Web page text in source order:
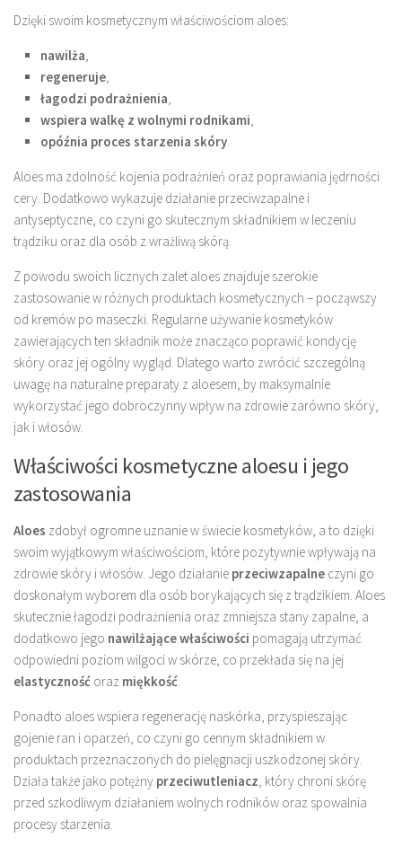
Dzięki swoim kosmetycznym właściwościom aloes:
nawilża,
regeneruje,
łagodzi podrażnienia,
wspiera walkę z wolnymi rodnikami,
opóźnia proces starzenia skóry.
Aloes ma zdolność kojenia podrażnień oraz poprawiania jędrności
cery. Dodatkowo wykazuje działanie przeciwzapalne i
antyseptyczne, co czyni go skutecznym składnikiem w leczeniu
trądziku oraz dla osób z wrażliwą skórą.
Z powodu swoich licznych zalet aloes znajduje szerokie
zastosowanie w różnych produktach kosmetycznych – począwszy
od kremów po maseczki. Regularne używanie kosmetyków
zawierających ten składnik może znacząco poprawić kondycję
skóry oraz jej ogólny wygląd. Dlatego warto zwrócić szczególną
uwagę na naturalne preparaty z aloesem, by maksymalnie
wykorzystać jego dobroczynny wpływ na zdrowie zarówno skóry,
jak i włosów.
Właściwości kosmetyczne aloesu i jego
zastosowania
Aloes zdobył ogromne uznanie w świecie kosmetyków, a to dzięki
swoim wyjątkowym właściwościom, które pozytywnie wpływają na
zdrowie skóry i włosów. Jego działanie przeciwzapalne czyni go
doskonałym wyborem dla osób borykających się z trądzikiem. Aloes
skutecznie łagodzi podrażnienia oraz zmniejsza stany zapalne, a
dodatkowo jego nawilżające właściwości pomagają utrzymać
odpowiedni poziom wilgoci w skórze, co przekłada się na jej
elastyczność oraz miękkość.
Ponadto aloes wspiera regenerację naskórka, przyspieszając
gojenie ran i oparzeń, co czyni go cennym składnikiem w
produktach przeznaczonych do pielęgnacji uszkodzonej skóry.
Działa także jako potężny przeciwutleniacz, który chroni skórę
przed szkodliwym działaniem wolnych rodników oraz spowalnia
procesy starzenia.